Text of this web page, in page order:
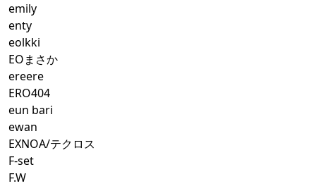
emily
enty
eolkki
EOまさか
ereere
ERO404
eun bari
ewan
EXNOA/テクロス
F-set
F.W